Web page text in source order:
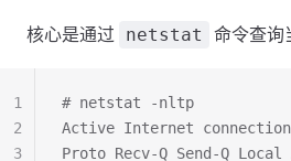
核心是通过 netstat 命令查询
# netstat -nltp
Active Internet
Proto Recv-Q Send-Q
1
2
3